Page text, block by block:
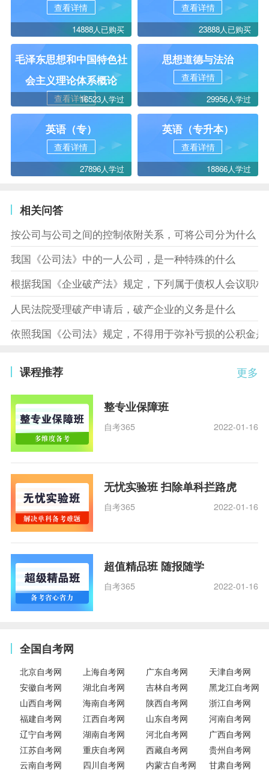
查看详情
14888人已购买
查看详情
23888人已购买
毛泽东思想和中国特色社
会主义理论体系概论
查看详情16523人学过
思想道德与法治
查看详情
29956人学过
英语（专）
查看详情
27896人学过
英语（专升本）
查看详情
18866人学过
相关问答
按公司与公司之间的控制依附关系，可将公司分为什么
我国《公司法》中的一人公司，是一种特殊的什么
根据我国《企业破产法》规定，下列属于债权人会议职
人民法院受理破产申请后，破产企业的义务是什么
依照我国《公司法》规定，不得用于弥补亏损的公积金是
更多
课程推荐
整专业保障班
自考365 2022-01-16
无忧实验班 扫除单科拦路虎
自考365 2022-01-16
超值精品班 随报随学
自考365 2022-01-16
全国自考网
北京自考网 上海自考网 广东自考网
天津自考网
安徽自考网
湖北自考网 吉林自考网
黑龙江自考网
山西自考网
海南自考网 陕西自考网
浙江自考网
福建自考网
江西自考网 山东自考网
河南自考网
辽宁自考网
湖南自考网 河北自考网
广西自考网
江苏自考网
重庆自考网 西藏自考网
贵州自考网
云南自考网
四川自考网 内蒙古自考网 甘肃自考网